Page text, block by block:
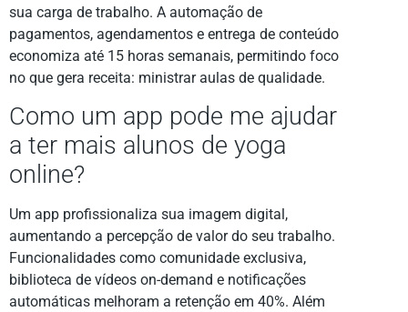
sua carga de trabalho. A automação de
pagamentos, agendamentos e entrega de conteúdo
economiza até 15 horas semanais, permitindo foco
no que gera receita: ministrar aulas de qualidade.
Como um app pode me ajudar
a ter mais alunos de yoga
online?
Um app profissionaliza sua imagem digital,
aumentando a percepção de valor do seu trabalho.
Funcionalidades como comunidade exclusiva,
biblioteca de vídeos on-demand e notificações
automáticas melhoram a retenção em 40%. Além